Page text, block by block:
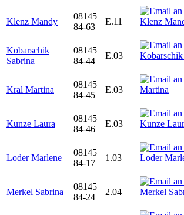
Klenz Mandy
08145
84-63
E.11
Kobarschik
Sabrina
08145
84-44
E.03
Kral Martina
08145
84-45
E.03
Kunze Laura
08145
84-46
E.03
Loder Marlene
08145
84-17
1.03
Merkel Sabrina
08145
84-24
2.04